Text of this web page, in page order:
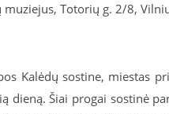
muziejus, Totorių g. 2/8,
Kalėdų sostine, miestas
dieną. Šiai progai sostinė